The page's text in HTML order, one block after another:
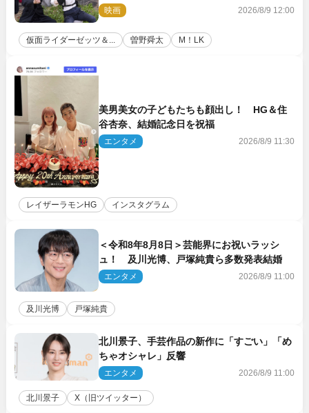
バン インフィニティ』オフショット到着
映画 2026/8/9 12:00
仮面ライダーゼッツ＆... 曽野舜太 M！LK
美男美女の子どもたちも顔出し！ HG＆住
谷杏奈、結婚記念日を祝福
エンタメ 2026/8/9 11:30
レイザーラモンHG インスタグラム
＜令和8年8月8日＞芸能界にお祝いラッシ
ュ！ 及川光博、戸塚純貴ら多数発表結婚
エンタメ 2026/8/9 11:00
及川光博 戸塚純貴
北川景子、手芸作品の新作に「すごい」「め
ちゃオシャレ」反響
エンタメ 2026/8/9 11:00
北川景子 X（旧ツイッター）